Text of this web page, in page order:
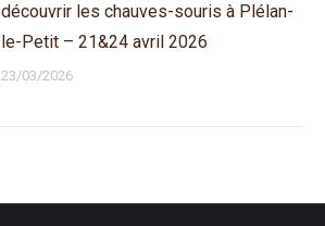
découvrir les chauves-souris à Plélan-
le-Petit – 21&24 avril 2026
23/03/2026